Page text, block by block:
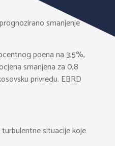
smanjenje
poena na 3,5%,
smanjena za 0,8
privredu. EBRD
situacije koje